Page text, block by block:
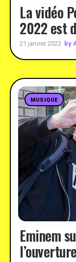
La vidéo
2022 est
21 janvier 2022 by
MUSIQUE
Eminem